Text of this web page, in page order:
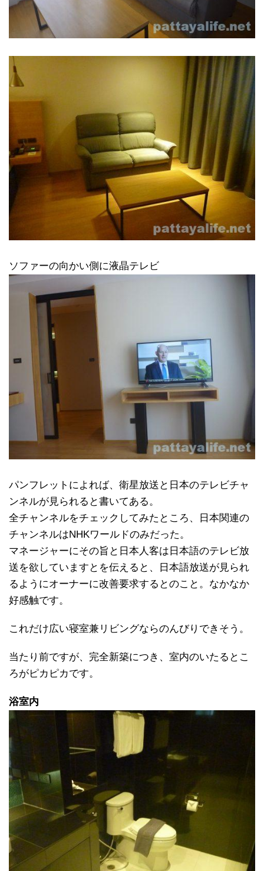
ソファーの向かい側に液晶テレビ
パンフレットによれば、衛星放送と日本のテレビチャ
ンネルが見られると書いてある。
全チャンネルをチェックしてみたところ、日本関連の
チャンネルはNHKワールドのみだった。
マネージャーにその旨と日本人客は日本語のテレビ放
送を欲していますとを伝えると、日本語放送が見られ
るようにオーナーに改善要求するとのこと。なかなか
好感触です。
これだけ広い寝室兼リビングならのんびりできそう。
当たり前ですが、完全新築につき、室内のいたるとこ
ろがピカピカです。
浴室内